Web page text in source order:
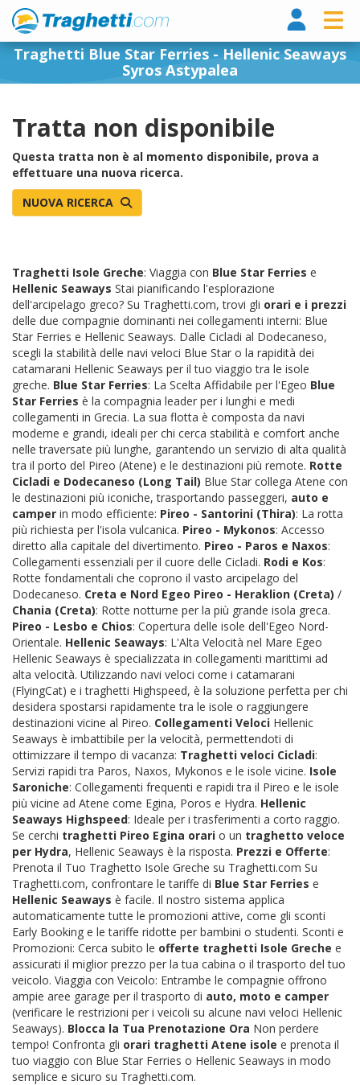
Traghetti Blue Star Ferries - Hellenic Seaways
Syros Astypalea
Tratta non disponibile
Questa tratta non è al momento disponibile, prova a
effettuare una nuova ricerca.
NUOVA RICERCA
Traghetti Isole Greche: Viaggia con Blue Star Ferries e
Hellenic Seaways Stai pianificando l'esplorazione
dell'arcipelago greco? Su Traghetti.com, trovi gli orari e i prezzi
delle due compagnie dominanti nei collegamenti interni: Blue
Star Ferries e Hellenic Seaways. Dalle Cicladi al Dodecaneso,
scegli la stabilità delle navi veloci Blue Star o la rapidità dei
catamarani Hellenic Seaways per il tuo viaggio tra le isole
greche. Blue Star Ferries: La Scelta Affidabile per l'Egeo Blue
Star Ferries è la compagnia leader per i lunghi e medi
collegamenti in Grecia. La sua flotta è composta da navi
moderne e grandi, ideali per chi cerca stabilità e comfort anche
nelle traversate più lunghe, garantendo un servizio di alta qualità
tra il porto del Pireo (Atene) e le destinazioni più remote. Rotte
Cicladi e Dodecaneso (Long Tail) Blue Star collega Atene con
le destinazioni più iconiche, trasportando passeggeri, auto e
camper in modo efficiente: Pireo - Santorini (Thira): La rotta
più richiesta per l'isola vulcanica. Pireo - Mykonos: Accesso
diretto alla capitale del divertimento. Pireo - Paros e Naxos:
Collegamenti essenziali per il cuore delle Cicladi. Rodi e Kos:
Rotte fondamentali che coprono il vasto arcipelago del
Dodecaneso. Creta e Nord Egeo Pireo - Heraklion (Creta) /
Chania (Creta): Rotte notturne per la più grande isola greca.
Pireo - Lesbo e Chios: Copertura delle isole dell'Egeo Nord-
Orientale. Hellenic Seaways: L'Alta Velocità nel Mare Egeo
Hellenic Seaways è specializzata in collegamenti marittimi ad
alta velocità. Utilizzando navi veloci come i catamarani
(FlyingCat) e i traghetti Highspeed, è la soluzione perfetta per chi
desidera spostarsi rapidamente tra le isole o raggiungere
destinazioni vicine al Pireo. Collegamenti Veloci Hellenic
Seaways è imbattibile per la velocità, permettendoti di
ottimizzare il tempo di vacanza: Traghetti veloci Cicladi:
Servizi rapidi tra Paros, Naxos, Mykonos e le isole vicine. Isole
Saroniche: Collegamenti frequenti e rapidi tra il Pireo e le isole
più vicine ad Atene come Egina, Poros e Hydra. Hellenic
Seaways Highspeed: Ideale per i trasferimenti a corto raggio.
Se cerchi traghetti Pireo Egina orari o un traghetto veloce
per Hydra, Hellenic Seaways è la risposta. Prezzi e Offerte:
Prenota il Tuo Traghetto Isole Greche su Traghetti.com Su
Traghetti.com, confrontare le tariffe di Blue Star Ferries e
Hellenic Seaways è facile. Il nostro sistema applica
automaticamente tutte le promozioni attive, come gli sconti
Early Booking e le tariffe ridotte per bambini o studenti. Sconti e
Promozioni: Cerca subito le offerte traghetti Isole Greche e
assicurati il miglior prezzo per la tua cabina o il trasporto del tuo
veicolo. Viaggia con Veicolo: Entrambe le compagnie offrono
ampie aree garage per il trasporto di auto, moto e camper
(verificare le restrizioni per i veicoli su alcune navi veloci Hellenic
Seaways). Blocca la Tua Prenotazione Ora Non perdere
tempo! Confronta gli orari traghetti Atene isole e prenota il
tuo viaggio con Blue Star Ferries o Hellenic Seaways in modo
semplice e sicuro su Traghetti.com.